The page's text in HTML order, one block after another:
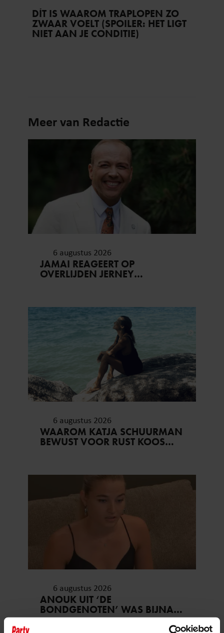
DÍT IS WAAROM TRAPLOPEN ZO
ZWAAR VOELT (SPOILER: HET LIGT
NIET AAN JE CONDITIE)
Meer van Redactie
6 augustus 2026
JAMAI REAGEERT OP
OVERLIJDEN JERNEY
6 augustus 2026
WAAROM KATJA SCHUURMAN
BEWUST VOOR RUST KOOS…
6 augustus 2026
ANOUK UIT ‘DE
BONDGENOTEN’ WAS BIJNA
STAGIAIRE BIJ HET MERK VAN